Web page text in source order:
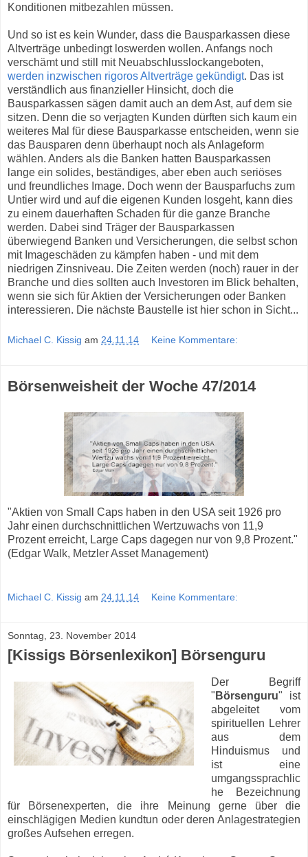
Konditionen mitbezahlen müssen.
Und so ist es kein Wunder, dass die Bausparkassen diese
Altverträge unbedingt loswerden wollen. Anfangs noch
verschämt und still mit Neuabschlusslockangeboten,
werden inzwischen rigoros Altverträge gekündigt. Das ist
verständlich aus finanzieller Hinsicht, doch die
Bausparkassen sägen damit auch an dem Ast, auf dem sie
sitzen. Denn die so verjagten Kunden dürften sich kaum ein
weiteres Mal für diese Bausparkasse entscheiden, wenn sie
das Bausparen denn überhaupt noch als Anlageform
wählen. Anders als die Banken hatten Bausparkassen
lange ein solides, beständiges, aber eben auch seriöses
und freundliches Image. Doch wenn der Bausparfuchs zum
Untier wird und auf die eigenen Kunden losgeht, kann dies
zu einem dauerhaften Schaden für die ganze Branche
werden. Dabei sind Träger der Bausparkassen
überwiegend Banken und Versicherungen, die selbst schon
mit Imageschäden zu kämpfen haben - und mit dem
niedrigen Zinsniveau. Die Zeiten werden (noch) rauer in der
Branche und dies sollten auch Investoren im Blick behalten,
wenn sie sich für Aktien der Versicherungen oder Banken
interessieren. Die nächste Baustelle ist hier schon in Sicht...
Michael C. Kissig am 24.11.14 Keine Kommentare:
Börsenweisheit der Woche 47/2014
"Aktien von Small Caps haben in den USA seit 1926 pro
Jahr einen durchschnittlichen Wertzuwachs von 11,9
Prozent erreicht, Large Caps dagegen nur von 9,8 Prozent."
(Edgar Walk, Metzler Asset Management)
Michael C. Kissig am 24.11.14 Keine Kommentare:
Sonntag, 23. November 2014
[Kissigs Börsenlexikon] Börsenguru
Der Begriff
" Börsenguru" ist
abgeleitet vom
spirituellen Lehrer
aus dem
Hinduismus und
ist eine
umgangssprachlic
he Bezeichnung
für Börsenexperten, die ihre Meinung gerne über die
einschlägigen Medien kundtun oder deren Anlagestrategien
großes Aufsehen erregen.